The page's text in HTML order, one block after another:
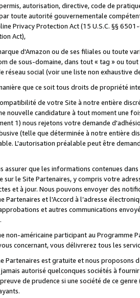
autorisation, directive, code de
toute autorité gouvernementale
Privacy Protection Act (15 U.S.C. §§
Act),
d'Amazon ou de ses filiales ou toute
de sous-domaine, dans tout « tag » ou
réseau social (voir une liste non exhaustive
que ce soit tous droits de propriété
de votre Site à notre entière
nouvelle candidature à tout moment une
1) nous rejetons votre demande
(telle que déterminée à notre entière
L'autorisation préalable peut être
assurer que les informations contenues
sur le Site Partenaires, y compris votre
et à jour. Nous pouvons envoyer des
Partenaires et l'Accord à l’adresse
et autres communications
non-américaine participant au
concernant, vous délivrerez tous les
Partenaires est gratuite et nous proposons
autorisé quelconques sociétés à
de prudence si une société de ce